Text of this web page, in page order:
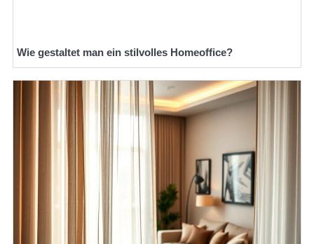
Wie gestaltet man ein stilvolles Homeoffice?